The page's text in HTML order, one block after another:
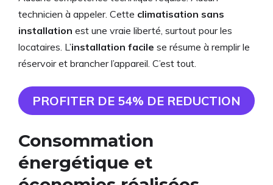
technicien à appeler. Cette climatisation sans
installation est une vraie liberté, surtout pour les
locataires. L’installation facile se résume à remplir le
réservoir et brancher l’appareil. C’est tout.
PROFITER DE 54% DE REDUCTION
Consommation
énergétique et